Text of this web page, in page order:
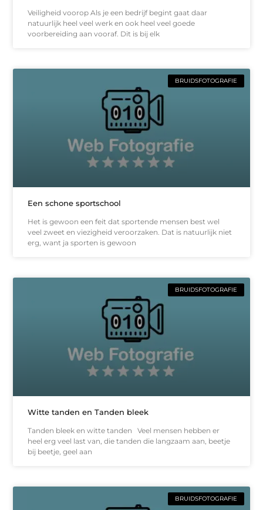
Veiligheid voorop Als je een bedrijf begint gaat daar
natuurlijk heel veel werk en ook heel veel goede
voorbereiding aan vooraf. Dit is bij elk
BRUIDSFOTOGRAFIE
Een schone sportschool
Het is gewoon een feit dat sportende mensen best wel
veel zweet en viezigheid veroorzaken. Dat is natuurlijk niet
erg, want ja sporten is gewoon
BRUIDSFOTOGRAFIE
Witte tanden en Tanden bleek
Tanden bleek en witte tanden Veel mensen hebben er
heel erg veel last van, die tanden die langzaam aan, beetje
bij beetje, geel aan
BRUIDSFOTOGRAFIE